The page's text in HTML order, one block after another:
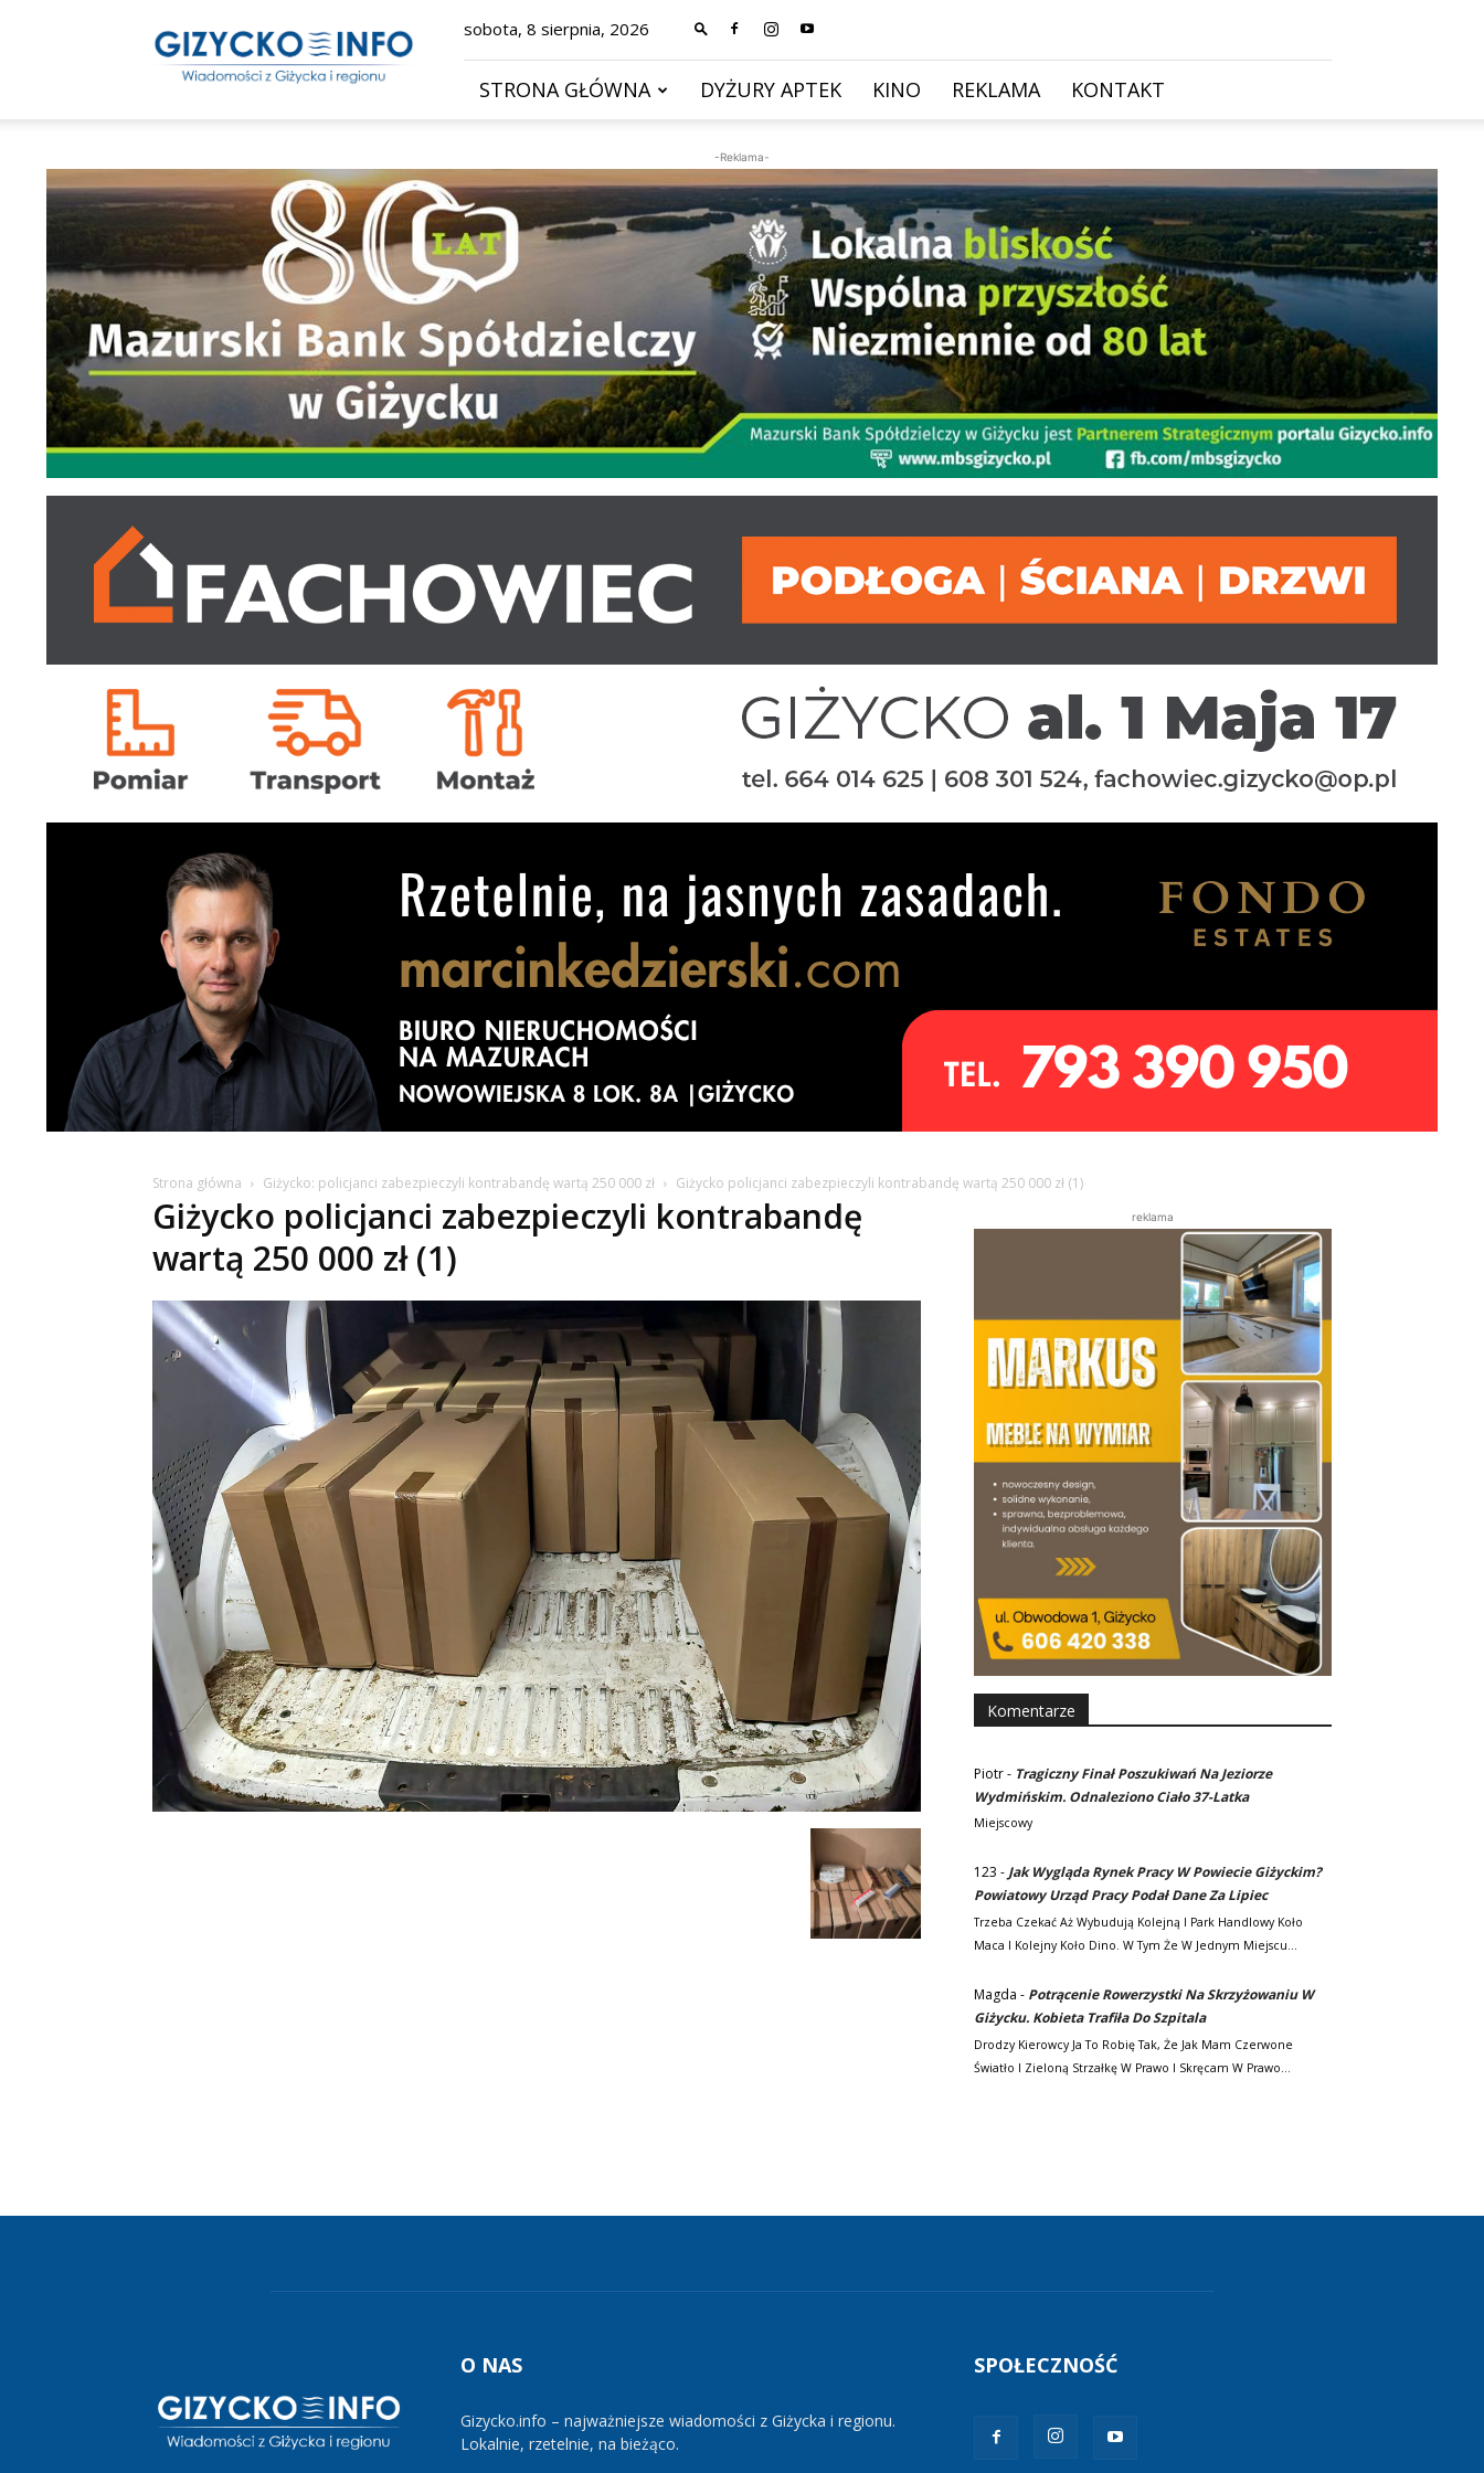
–
wiadomości
sobota, 8 sierpnia, 2026
STRONA GŁÓWNA DYŻURY APTEK KINO REKLAMA KONTAKT
-Reklama-
Strona główna Giżycko: policjanci zabezpieczyli kontrabandę wartą 250 000 zł Giżycko policjanci zabezpieczyli kontrabandę wartą 250 000 zł (1)
Giżycko policjanci zabezpieczyli kontrabandę
wartą 250 000 zł (1)
reklama
Komentarze
Piotr- Tragiczny Finał Poszukiwań Na Jeziorze
Wydmińskim. Odnaleziono Ciało 37-Latka
Miejscowy
123 - Jak Wygląda Rynek Pracy W Powiecie Giżyckim?
Powiatowy Urząd Pracy Podał Dane Za Lipiec
Trzeba Czekać Aż Wybudują Kolejną I Park Handlowy Koło
Maca I Kolejny Koło Dino. W Tym Że W Jednym Miejscu…
Magda - Potrącenie Rowerzystki Na Skrzyżowaniu W
Giżycku. Kobieta Trafiła Do Szpitala
Drodzy Kierowcy Ja To Robię Tak, Że Jak Mam Czerwone
Światło I Zieloną Strzałkę W Prawo I Skręcam W Prawo…
O NAS
Gizycko.info – najważniejsze wiadomości z Giżycka i regionu.
Lokalnie, rzetelnie, na bieżąco.
SPOŁECZNOŚĆ